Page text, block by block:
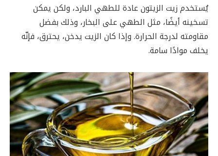
يُستخدم زيت الزيتون عادة للطهي البارد، ولكن يمكن
تسخينه أيضًا، مثل الطهي على البخار، وذلك بفضل
مقاومته لدرجة الحرارة. وإذا كان الزيت يدخن، يحترق، فإنّه
يخلف موادًا سامة.